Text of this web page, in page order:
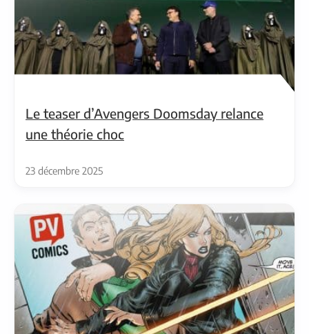
Le teaser d’Avengers Doomsday relance
une théorie choc
23 décembre 2025